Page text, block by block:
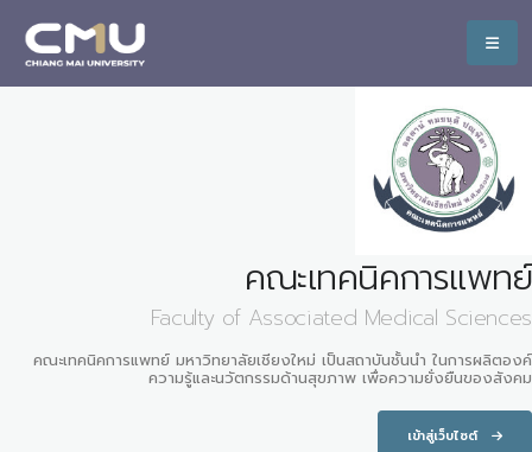
คณะเทคนิคการแพทย์
Faculty of Associated Medical Sciences
คณะเทคนิคการแพทย์ มหาวิทยาลัยเชียงใหม่ เป็นสถาบันชั้นนำ ในการผลิตองค์
ความรู้และนวัตกรรมด้านสุขภาพ เพื่อความยั่งยืนของสังคม
เข้าสู่เว็บไซต์